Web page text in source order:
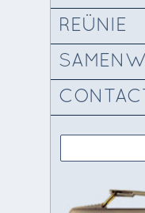
REÜNIE
CONTACT